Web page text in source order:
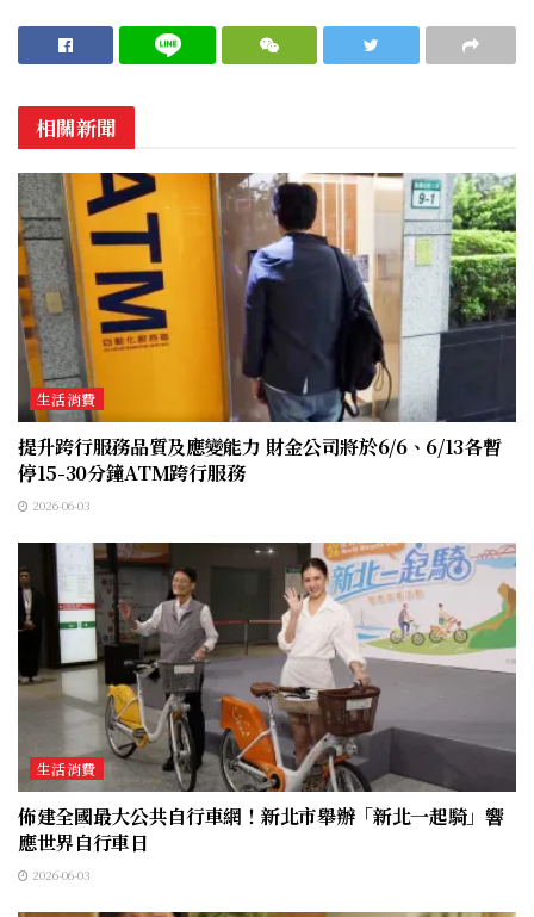
相關新聞
生活消費
提升跨行服務品質及應變能力 財金公司將於6/6、6/13各暫
停15-30分鐘ATM跨行服務
2026-06-03
生活消費
佈建全國最大公共自行車網！新北市舉辦「新北一起騎」響
應世界自行車日
2026-06-03